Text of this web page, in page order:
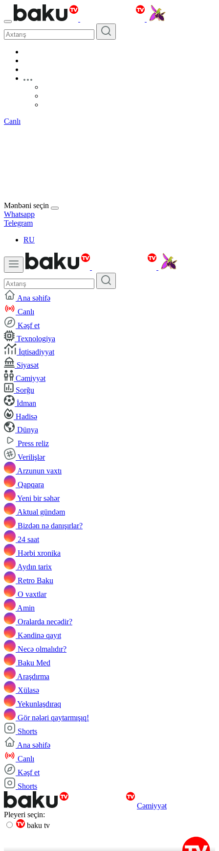
Canlı
Mənbəni seçin
Whatsapp
Telegram
RU
Ana səhifə
Canlı
Kəşf et
Texnologiya
İqtisadiyyat
Siyasət
Cəmiyyət
Sorğu
İdman
Hadisə
Dünya
Press reliz
Verilişlər
Arzunun vaxtı
Qapqara
Yeni bir səhər
Aktual gündəm
Bizdən nə danışırlar?
24 saat
Hərbi xronika
Aydın tarix
Retro Baku
O vaxtlar
Amin
Oralarda necədir?
Kəndinə qayıt
Necə olmalıdır?
Baku Med
Araşdırma
Xülasə
Yekunlaşdıraq
Gör nələri qaytarmışıq!
Shorts
Ana səhifə
Canlı
Kəşf et
Shorts
Cəmiyyət
Pleyeri seçin:
baku tv